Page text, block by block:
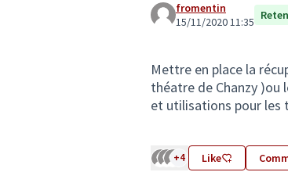
fromentin
15/11/2020 11:35
Mettre en place la
théatre de Chanzy )ou
et utilisations pour les
+4 Like